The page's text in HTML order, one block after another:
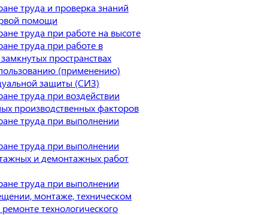
труда и проверка знаний
помощи
труда при работе на высоте
труда при работе в
пространствах
(применению)
защиты (СИЗ)
труда при воздействии
производственных факторов
труда при выполнении
труда при выполнении
и демонтажных работ
труда при выполнении
монтаже, техническом
технологического